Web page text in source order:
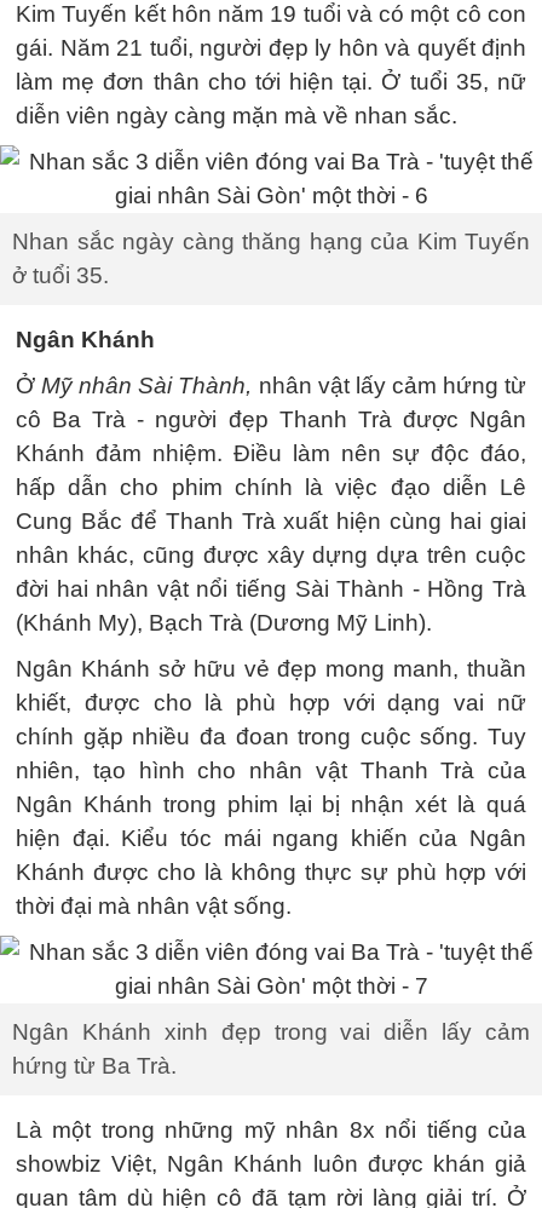
Kim Tuyến kết hôn năm 19 tuổi và có một cô con
gái. Năm 21 tuổi, người đẹp ly hôn và quyết định
làm mẹ đơn thân cho tới hiện tại. Ở tuổi 35, nữ
diễn viên ngày càng mặn mà về nhan sắc.
Nhan sắc ngày càng thăng hạng của Kim Tuyến
ở tuổi 35.
Ngân Khánh
ỞMỹ nhân Sài Thành, nhân vật lấy cảm hứng từ
cô Ba Trà - người đẹp Thanh Trà được Ngân
Khánh đảm nhiệm. Điều làm nên sự độc đáo,
hấp dẫn cho phim chính là việc đạo diễn Lê
Cung Bắc để Thanh Trà xuất hiện cùng hai giai
nhân khác, cũng được xây dựng dựa trên cuộc
đời hai nhân vật nổi tiếng Sài Thành - Hồng Trà
(Khánh My), Bạch Trà (Dương Mỹ Linh).
Ngân Khánh sở hữu vẻ đẹp mong manh, thuần
khiết, được cho là phù hợp với dạng vai nữ
chính gặp nhiều đa đoan trong cuộc sống. Tuy
nhiên, tạo hình cho nhân vật Thanh Trà của
Ngân Khánh trong phim lại bị nhận xét là quá
hiện đại. Kiểu tóc mái ngang khiến của Ngân
Khánh được cho là không thực sự phù hợp với
thời đại mà nhân vật sống.
Ngân Khánh xinh đẹp trong vai diễn lấy cảm
hứng từ Ba Trà.
Là một trong những mỹ nhân 8x nổi tiếng của
showbiz Việt, Ngân Khánh luôn được khán giả
quan tâm dù hiện cô đã tạm rời làng giải trí. Ở